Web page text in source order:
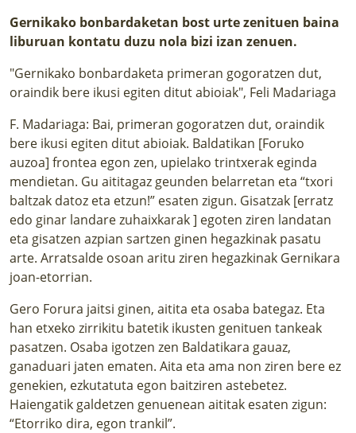
Gernikako bonbardaketan bost urte zenituen baina
liburuan kontatu duzu nola bizi izan zenuen.
"Gernikako bonbardaketa primeran gogoratzen dut,
oraindik bere ikusi egiten ditut abioiak", Feli Madariaga
F. Madariaga: Bai, primeran gogoratzen dut, oraindik
bere ikusi egiten ditut abioiak. Baldatikan [Foruko
auzoa] frontea egon zen, upielako trintxerak eginda
mendietan. Gu aititagaz geunden belarretan eta “txori
baltzak datoz eta etzun!” esaten zigun. Gisatzak [erratz
edo ginar landare zuhaixkarak ] egoten ziren landatan
eta gisatzen azpian sartzen ginen hegazkinak pasatu
arte. Arratsalde osoan aritu ziren hegazkinak Gernikara
joan-etorrian.
Gero Forura jaitsi ginen, aitita eta osaba bategaz. Eta
han etxeko zirrikitu batetik ikusten genituen tankeak
pasatzen. Osaba igotzen zen Baldatikara gauaz,
ganaduari jaten ematen. Aita eta ama non ziren bere ez
genekien, ezkutatuta egon baitziren astebetez.
Haiengatik galdetzen genuenean aititak esaten zigun:
“Etorriko dira, egon trankil”.